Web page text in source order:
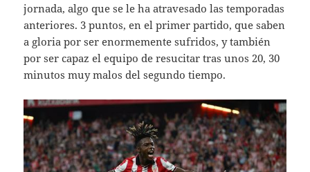
jornada, algo que se le ha atravesado las temporadas
anteriores. 3 puntos, en el primer partido, que saben
a gloria por ser enormemente sufridos, y también
por ser capaz el equipo de resucitar tras unos 20, 30
minutos muy malos del segundo tiempo.